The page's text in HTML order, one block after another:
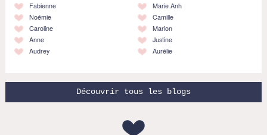
Fabienne
Noémie
Caroline
Anne
Audrey
Marie Anh
Camille
Marion
Justine
Aurélie
Découvrir tous les blogs